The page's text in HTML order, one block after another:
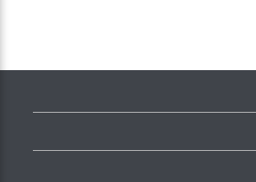
אם מורים עובדים עם ציוד מיוחד
כגון, כלי עבודה ידניים
Email
X